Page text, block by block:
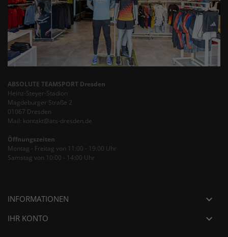
ABSOLUTE TEAMSPORT Dresden
Heinz-Steyer-Stadion
Magdeburger Straße 2
01067 Dresden
Mail: kontakt@ats-dresden.de
Öffnungszeiten
Montag - Freitag von 11:00 - 19:00 Uhr
Samstag von 10:00 - 14:00 Uhr
INFORMATIONEN 
IHR KONTO 